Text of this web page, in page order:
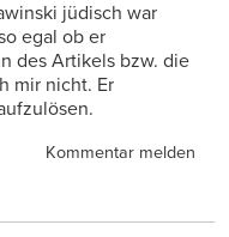
jüdisch war
egal ob er
des Artikels bzw. die
mir nicht. Er
Kommentar melden